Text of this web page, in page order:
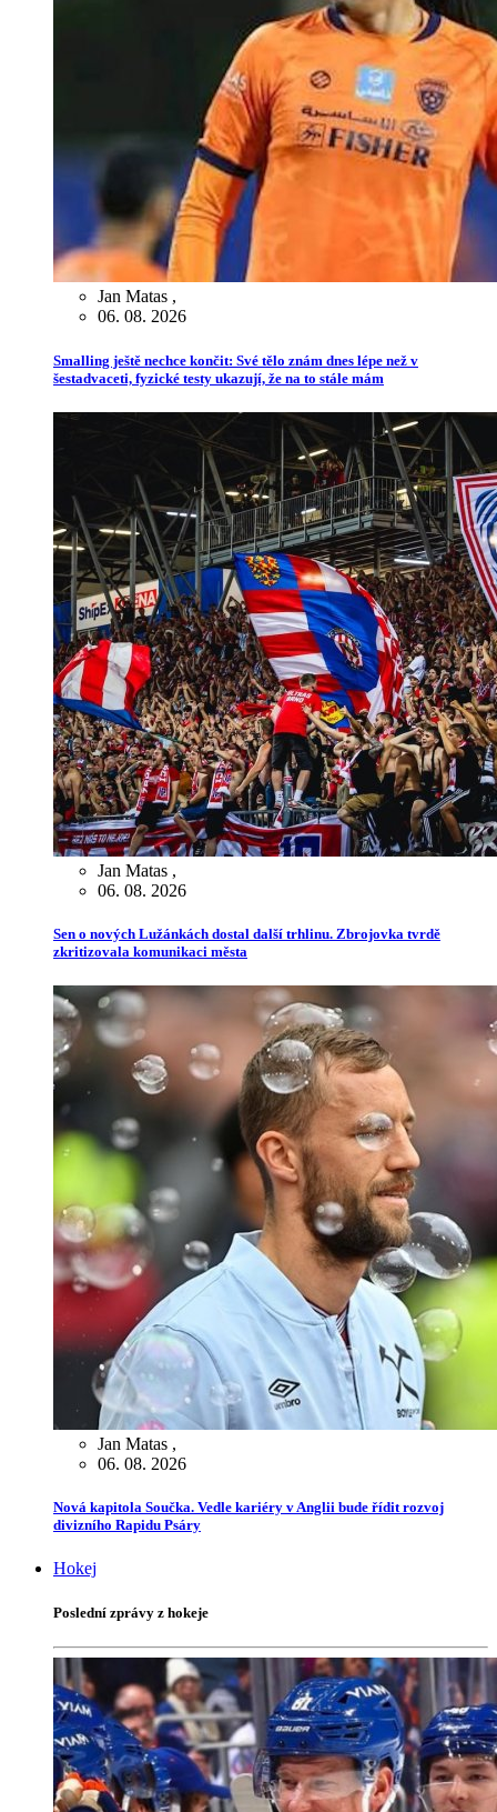
Jan Matas ,
06. 08. 2026
Smalling ještě nechce končit: Své tělo znám dnes lépe než v
šestadvaceti, fyzické testy ukazují, že na to stále mám
Jan Matas ,
06. 08. 2026
Sen o nových Lužánkách dostal další trhlinu. Zbrojovka tvrdě
zkritizovala komunikaci města
Jan Matas ,
06. 08. 2026
Nová kapitola Součka. Vedle kariéry v Anglii bude řídit rozvoj
divizního Rapidu Psáry
Hokej
Poslední zprávy z hokeje